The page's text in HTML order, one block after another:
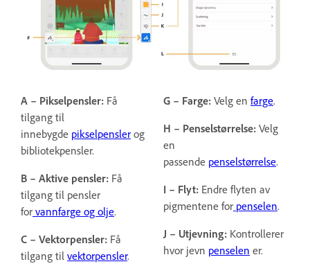
A – Pikselpensler: Få
tilgang til
innebygde pikselpensler og
bibliotekpensler.
B – Aktive pensler: Få
tilgang til pensler
for vannfarge og olje.
C – Vektorpensler: Få
tilgang til vektorpensler.
G – Farge: Velg en farge.
H – Penselstørrelse: Velg
en
passende penselstørrelse.
I – Flyt: Endre flyten av
pigmentene for penselen.
J – Utjevning: Kontrollerer
hvor jevn penselen er.